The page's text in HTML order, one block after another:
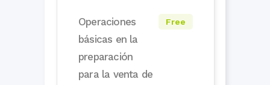
Operaciones
básicas en la
preparación
para la venta de
Free